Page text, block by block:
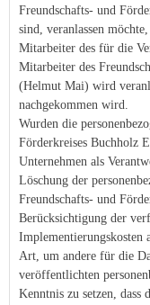
Freundschafts- und
sind, veranlassen
Mitarbeiter des für die
Mitarbeiter des
(Helmut Mai) wird
nachgekommen wird.
Wurden die
Förderkreises Buchholz
Unternehmen als
Löschung der
Freundschafts- und
Berücksichtigung der
Implementierungskosten
Art, um andere für die
veröffentlichten
Kenntnis zu setzen, dass